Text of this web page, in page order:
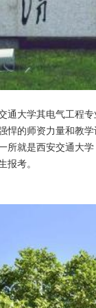
通大学其电气工程
悍的师资力量和教
所就是西安交通大
报考。